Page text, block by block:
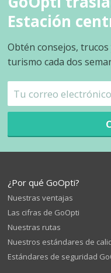
Estación
Obtén consejos,
turismo cada dos
¿Por qué GoOpti?
Nuestras ventajas
Las cifras de GoOpti
Nuestras rutas
Nuestros estándares de
Estándares de seguridad